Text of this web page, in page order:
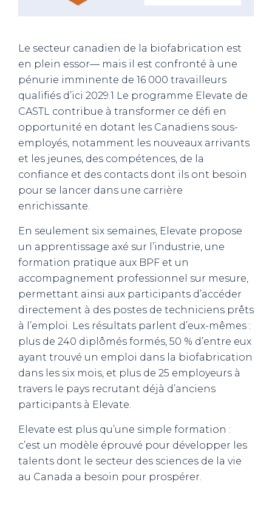
Le secteur canadien de la biofabrication est
en plein essor— mais il est confronté à une
pénurie imminente de 16 000 travailleurs
qualifiés d’ici 2029.1 Le programme Elevate de
CASTL contribue à transformer ce défi en
opportunité en dotant les Canadiens sous-
employés, notamment les nouveaux arrivants
et les jeunes, des compétences, de la
confiance et des contacts dont ils ont besoin
pour se lancer dans une carrière
enrichissante.
En seulement six semaines, Elevate propose
un apprentissage axé sur l’industrie, une
formation pratique aux BPF et un
accompagnement professionnel sur mesure,
permettant ainsi aux participants d’accéder
directement à des postes de techniciens prêts
à l’emploi. Les résultats parlent d’eux-mêmes :
plus de 240 diplômés formés, 50 % d’entre eux
ayant trouvé un emploi dans la biofabrication
dans les six mois, et plus de 25 employeurs à
travers le pays recrutant déjà d’anciens
participants à Elevate.
Elevate est plus qu’une simple formation :
c’est un modèle éprouvé pour développer les
talents dont le secteur des sciences de la vie
au Canada a besoin pour prospérer.